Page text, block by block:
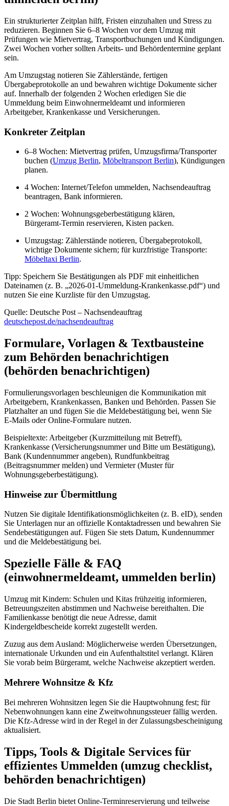
Ein strukturierter Zeitplan hilft, Fristen einzuhalten und Stress zu
reduzieren. Beginnen Sie 6–8 Wochen vor dem Umzug mit
Prüfungen wie Mietvertrag, Transportbuchungen und Kündigungen.
Zwei Wochen vorher sollten Arbeits- und Behördentermine geplant
sein.
Am Umzugstag notieren Sie Zählerstände, fertigen
Übergabeprotokolle an und bewahren wichtige Dokumente sicher
auf. Innerhalb der folgenden 2 Wochen erledigen Sie die
Ummeldung beim Einwohnermeldeamt und informieren
Arbeitgeber, Krankenkasse und Versicherungen.
Konkreter Zeitplan
6–8 Wochen: Mietvertrag prüfen, Umzugsfirma/Transporter
buchen (Umzug Berlin, Möbeltransport Berlin), Kündigungen
planen.
4 Wochen: Internet/Telefon ummelden, Nachsendeauftrag
beantragen, Bank informieren.
2 Wochen: Wohnungsgeberbestätigung klären,
Bürgeramt‑Termin reservieren, Kisten packen.
Umzugstag: Zählerstände notieren, Übergabeprotokoll,
wichtige Dokumente sichern; für kurzfristige Transporte:
Möbeltaxi Berlin.
Tipp: Speichern Sie Bestätigungen als PDF mit einheitlichen
Dateinamen (z. B. „2026‑01‑Ummeldung‑Krankenkasse.pdf“) und
nutzen Sie eine Kurzliste für den Umzugstag.
Quelle: Deutsche Post – Nachsendeauftrag
deutschepost.de/nachsendeauftrag
Formulare, Vorlagen & Textbausteine
zum Behörden benachrichtigen
(behörden benachrichtigen)
Formulierungsvorlagen beschleunigen die Kommunikation mit
Arbeitgebern, Krankenkassen, Banken und Behörden. Passen Sie
Platzhalter an und fügen Sie die Meldebestätigung bei, wenn Sie
E‑Mails oder Online‑Formulare nutzen.
Beispieltexte: Arbeitgeber (Kurzmitteilung mit Betreff),
Krankenkasse (Versicherungsnummer und Bitte um Bestätigung),
Bank (Kundennummer angeben), Rundfunkbeitrag
(Beitragsnummer melden) und Vermieter (Muster für
Wohnungsgeberbestätigung).
Hinweise zur Übermittlung
Nutzen Sie digitale Identifikationsmöglichkeiten (z. B. eID), senden
Sie Unterlagen nur an offizielle Kontaktadressen und bewahren Sie
Sendebestätigungen auf. Fügen Sie stets Datum, Kundennummer
und die Meldebestätigung bei.
Spezielle Fälle & FAQ
(einwohnermeldeamt, ummelden berlin)
Umzug mit Kindern: Schulen und Kitas frühzeitig informieren,
Betreuungszeiten abstimmen und Nachweise bereithalten. Die
Familienkasse benötigt die neue Adresse, damit
Kindergeldbescheide korrekt zugestellt werden.
Zuzug aus dem Ausland: Möglicherweise werden Übersetzungen,
internationale Urkunden und ein Aufenthaltstitel verlangt. Klären
Sie vorab beim Bürgeramt, welche Nachweise akzeptiert werden.
Mehrere Wohnsitze & Kfz
Bei mehreren Wohnsitzen legen Sie die Hauptwohnung fest; für
Nebenwohnungen kann eine Zweitwohnungssteuer fällig werden.
Die Kfz‑Adresse wird in der Regel in der Zulassungsbescheinigung
aktualisiert.
Tipps, Tools & Digitale Services für
effizientes Ummelden (umzug checklist,
behörden benachrichtigen)
Die Stadt Berlin bietet Online‑Terminreservierung und teilweise